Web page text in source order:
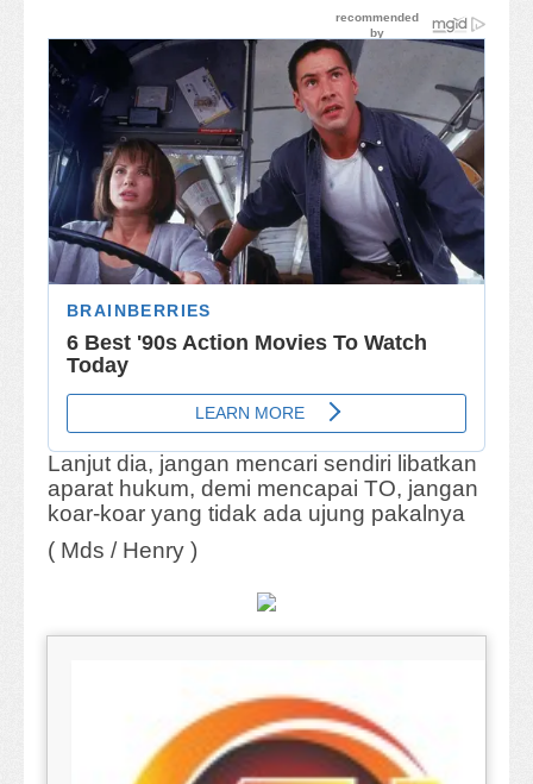
Lanjut dia, jangan mencari sendiri libatkan
aparat hukum, demi mencapai TO, jangan
koar-koar yang tidak ada ujung pakalnya
( Mds / Henry )